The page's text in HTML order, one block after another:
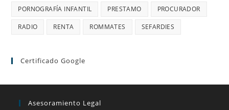
PORNOGRAFÍA INFANTIL PRESTAMO PROCURADOR
RADIO RENTA ROMMATES SEFARDIES
Certificado Google
Asesoramiento Legal